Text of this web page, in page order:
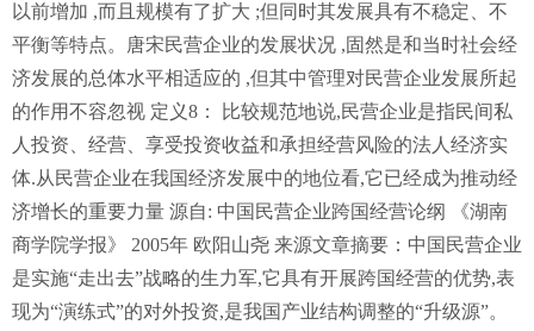
以前增加 ,而且规模有了扩大 ;但同时其发展具有不稳定、不
平衡等特点。唐宋民营企业的发展状况 ,固然是和当时社会经
济发展的总体水平相适应的 ,但其中管理对民营企业发展所起
的作用不容忽视 定义8： 比较规范地说,民营企业是指民间私
人投资、经营、享受投资收益和承担经营风险的法人经济实
体.从民营企业在我国经济发展中的地位看,它已经成为推动经
济增长的重要力量 源自: 中国民营企业跨国经营论纲 《湖南
商学院学报》 2005年 欧阳山尧 来源文章摘要：中国民营企业
是实施“走出去”战略的生力军,它具有开展跨国经营的优势,表
现为“演练式”的对外投资,是我国产业结构调整的“升级源”。